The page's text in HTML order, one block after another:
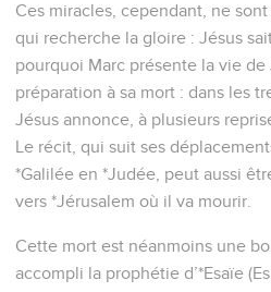
Ces miracles, cependant, ne
qui recherche la gloire : Jésus
pourquoi Marc présente la vie de
préparation à sa mort : dans les
Jésus annonce, à plusieurs
Le récit, qui suit ses
*Galilée en *Judée, peut aussi
vers *Jérusalem où il va mourir.
Cette mort est néanmoins une
accompli la prophétie d’*Esaïe